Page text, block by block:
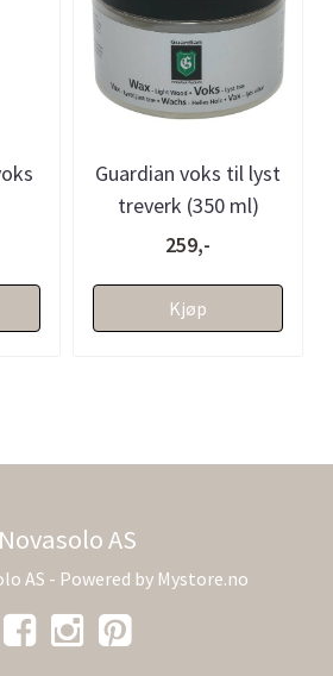
Guardian voks til lyst
treverk (350 ml)
259,-
Kjøp
Novasolo AS
AS - Powered by Mystore.no